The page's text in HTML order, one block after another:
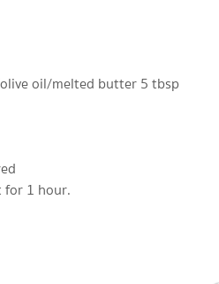
oil/melted butter 5 tbsp​
for 1 hour.